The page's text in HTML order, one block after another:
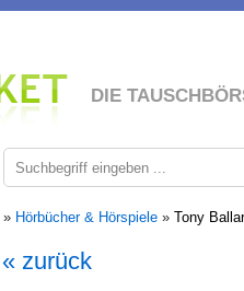
DIE
» Hörbücher & Hörspiele » Tony
« zurück